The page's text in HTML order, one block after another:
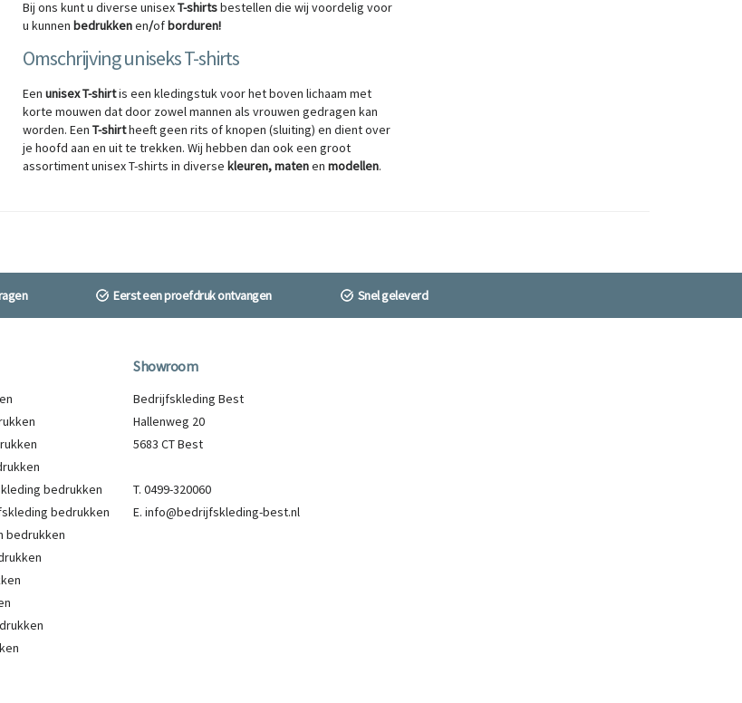
Bij ons kunt u diverse unisexT-shirtsbestellen die wij voordelig voor
u kunnenbedrukkenen/ofborduren!
Omschrijving uniseks T-shirts
Eenunisex T-shirtis een kledingstuk voor het boven lichaam met
korte mouwen dat door zowel mannen als vrouwen gedragen kan
worden. EenT-shirtheeft geen rits of knopen (sluiting) en dient over
je hoofd aan en uit te trekken. Wij hebben dan ook een groot
assortiment unisex T-shirts in diversekleuren, matenenmodellen.
Eerst een proefdruk ontvangen Snel geleverd
bedrukken
bedrukken
bedrukken
Showroom
Bedrijfskleding Best
Hallenweg 20
5683 CT Best
T. 0499-320060
E. info@bedrijfskleding-best.nl